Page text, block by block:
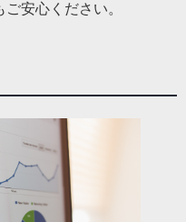
安心ください。